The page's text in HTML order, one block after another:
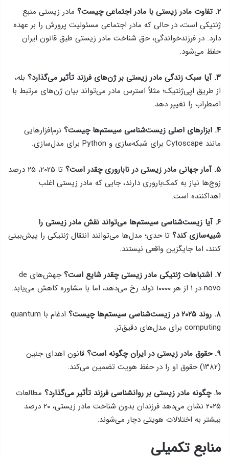
۲. تفاوت مادر زیستی با مادر اجتماعی چیست؟
مادر زیستی منبع
ژنتیکی است، در حالی که مادر اجتماعی مسئولیت پرورش را بر عهده
دارد. در فرزندخواندگی، حق شناخت مادر زیستی طبق قانون ایران
حفظ می‌شود.
۳. آیا سبک زندگی مادر زیستی بر ژن‌های فرزند تأثیر می‌گذارد؟
بله،
از طریق اپی‌ژنتیک؛ مثلاً استرس مادر می‌تواند بیان ژن‌های مرتبط با
اضطراب را تغییر دهد.
۴. ابزارهای اصلی زیست‌شناسی سیستم‌ها چیست؟
نرم‌افزارهایی
مانند Cytoscape برای شبکه‌سازی و Python برای مدل‌سازی.
۵. آمار جهانی مادر زیستی در ناباروری چقدر است؟
تا ۲۰۲۵، ۲۵ درصد
زوج‌ها نیاز به کمک‌باروری دارند، جایی که مادر زیستی اغلب
اهداکننده است.
۶. آیا زیست‌شناسی سیستم‌ها می‌تواند نقش مادر زیستی را
شبیه‌سازی کند؟ تا حدی؛ مدل‌ها می‌توانند انتقال ژنتیکی را پیش‌بینی
کنند، اما جایگزین واقعی نیستند.
۷. اشتباهات ژنتیکی مادر زیستی چقدر شایع است؟
جهش‌های de
novo در ۱ از هر ۱۰۰۰۰ تولد رخ می‌دهد، اما با مشاوره کاهش می‌یابد.
۸. روند ۲۰۲۵ در زیست‌شناسی سیستم‌ها چیست؟
ادغام با quantum
computing برای مدل‌های دقیق‌تر.
۹. حقوق مادر زیستی در ایران چگونه است؟
قانون اهدای جنین
(۱۳۸۲) حقوق او را در حفظ هویت تضمین می‌کند.
۱۰. چگونه مادر زیستی بر روانشناسی فرزند تأثیر می‌گذارد؟
مطالعات
۲۰۲۵ نشان می‌دهد فرزندان بدون شناخت مادر زیستی، ۲۰ درصد
بیشتر به اختلالات هویتی دچار می‌شوند.
منابع تکمیلی